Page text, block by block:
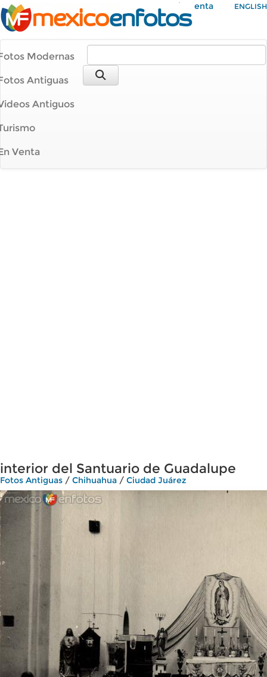
Mi Cuenta ENGLISH
Modernas
Antiguas
Antiguos
Venta
interior del Santuario de Guadalupe
Fotos Antiguas / Chihuahua / Ciudad Juárez